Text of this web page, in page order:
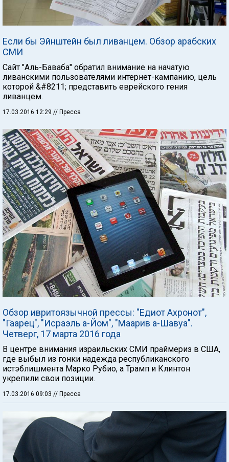
Если бы Эйнштейн был ливанцем. Обзор арабских
СМИ
Сайт "Аль-Баваба" обратил внимание на начатую
ливанскими пользователями интернет-кампанию, цель
которой &#8211; представить еврейского гения
ливанцем.
17.03.2016 12:29 // Пресса
Обзор ивритоязычной прессы: "Едиот Ахронот",
"Гаарец", "Исраэль а-Йом", "Маарив а-Шавуа".
Четверг, 17 марта 2016 года
В центре внимания израильских СМИ праймериз в США,
где выбыл из гонки надежда республиканского
истэблишмента Марко Рубио, а Трамп и Клинтон
укрепили свои позиции.
17.03.2016 09:03 // Пресса